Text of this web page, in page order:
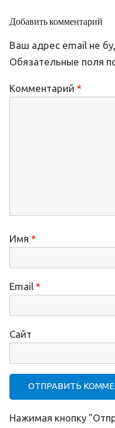
Добавить комментарий
Ваш адрес email не
Обязательные поля
Комментарий *
Имя *
Email *
Сайт
Нажимая кнопку